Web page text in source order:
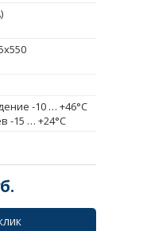
-10 … +46°C
-15 … +24°C